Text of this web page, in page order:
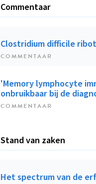
Commentaar
Clostridium difficile
COMMENTAAR
'Memory lymphocyte
onbruikbaar bij de
COMMENTAAR
Stand van zaken
Het spectrum van de